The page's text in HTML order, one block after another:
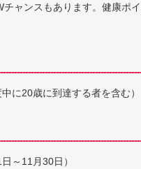
ャンスもあります。健康ポ
20歳に到達する者を含む）
～11月30日）